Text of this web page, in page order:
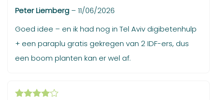
Gewaardeerd
4 uit 5
Peter Liemberg – 11/06/2026
Goed idee – en ik had nog in Tel Aviv digibetenhulp
+ een paraplu gratis gekregen van 2 IDF-ers, dus
een boom planten kan er wel af.